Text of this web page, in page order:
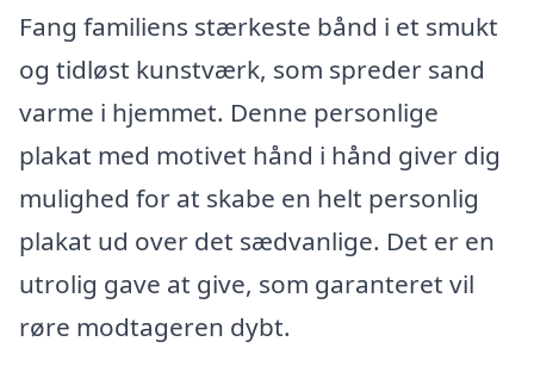
Fang familiens stærkeste bånd i et smukt
og tidløst kunstværk, som spreder sand
varme i hjemmet. Denne personlige
plakat med motivet hånd i hånd giver dig
mulighed for at skabe en helt personlig
plakat ud over det sædvanlige. Det er en
utrolig gave at give, som garanteret vil
røre modtageren dybt.